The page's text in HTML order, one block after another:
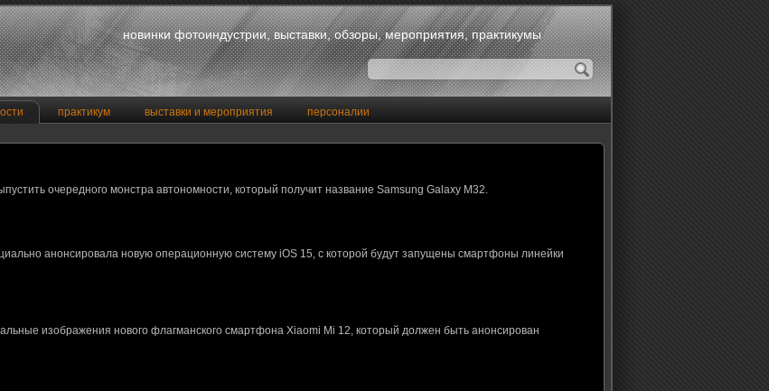
новинки фотоиндустрии, выставки, обзоры, мероприятия, практикумы
практикум выставки и мероприятия персоналии
очередного монстра автономности, который получит название Samsung Galaxy M32.
анонсировала новую операционную систему iOS 15, с которой будут запущены смартфоны линейки
изображения нового флагманского смартфона Xiaomi Mi 12, который должен быть анонсирован